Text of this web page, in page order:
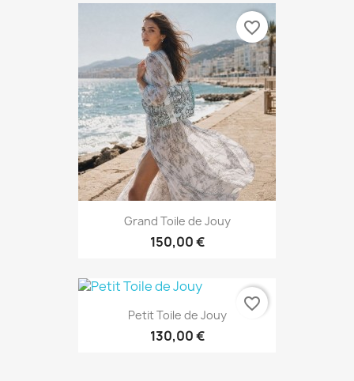
Grand Toile de Jouy
150,00 €
favorite_border
Petit Toile de Jouy
130,00 €
favorite_border